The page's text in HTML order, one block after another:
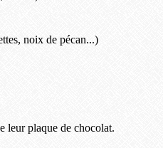
noix de pécan...)
leur plaque de chocolat.